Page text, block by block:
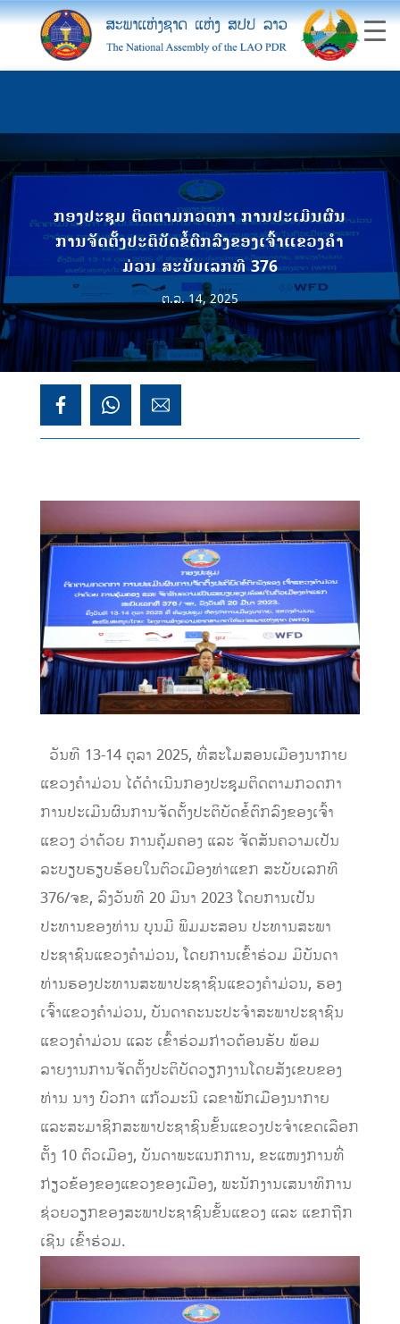
ກອງປະຊຸມ ຕິດຕາມກວດກາ ການປະເມີນຜົນ
ການຈັດຕັ້ງປະຕິບັດຂໍ້ຕົກລົງຂອງເຈົ້າແຂວງຄຳ
ມ່ວນ ສະບັບເລກທີ 376
ຕ.ລ. 14, 2025
ວັນທີ 13-14 ຕຸລາ 2025, ທີ່ສະໂມສອນເມືອງນາກາຍ
ແຂວງຄຳມ່ວນ ໄດ້ດຳເນີນກອງປະຊຸມຕິດຕາມກວດກາ
ການປະເມີນຜົນການຈັດຕັ້ງປະຕິບັດຂໍ້ຕົກລົງຂອງເຈົ້າ
ແຂວງ ວ່າດ້ວຍ ການຄຸ້ມຄອງ ແລະ ຈັດສັນຄວາມເປັນ
ລະບຽບຮຽບຮ້ອຍໃນຕົວເມືອງທ່າແຂກ ສະບັບເລກທີ
376/ຈຂ, ລົງວັນທີ 20 ມີນາ 2023 ໂດຍການເປັນ
ປະທານຂອງທ່ານ ບຸນມີ ພິມມະສອນ ປະທານສະພາ
ປະຊາຊົນແຂວງຄຳມ່ວນ, ໂດຍການເຂົ້າຮ່ວມ ມີບັນດາ
ທ່ານຮອງປະທານສະພາປະຊາຊົນແຂວງຄຳມ່ວນ, ຮອງ
ເຈົ້າແຂວງຄຳມ່ວນ, ບັນດາຄະນະປະຈຳສະພາປະຊາຊົນ
ແຂວງຄຳມ່ວນ ແລະ ເຂົ້າຮ່ວມກ່າວຕ້ອນຮັບ ພ້ອມ
ລາຍງານການຈັດຕັ້ງປະຕິບັດວຽກງານໂດຍສັງເຂບຂອງ
ທ່ານ ນາງ ບົວກາ ແກ້ວມະນີ ເລຂາພັກເມືອງນາກາຍ
ແລະສະມາຊິກສະພາປະຊາຊົນຂັ້ນແຂວງປະຈໍາເຂດເລືອກ
ຕັ້ງ 10 ຕົວເມືອງ, ບັນດາພະແນກການ, ຂະແໜງການທີ່
ກ່ຽວຂ້ອງຂອງແຂວງຂອງເມືອງ, ພະນັກງານເສນາທິການ
ຊ່ວຍວຽກຂອງສະພາປະຊາຊົນຂັ້ນແຂວງ ແລະ ແຂກຖືກ
ເຊີນ ເຂົ້າຮ່ວມ.